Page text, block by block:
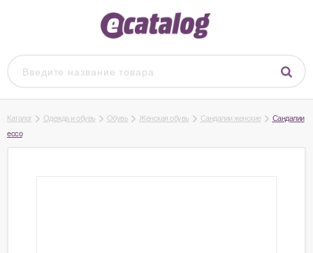
Каталог Одежда и обувь Обувь Женская обувь Сандалии женские
Сандалии
ecco